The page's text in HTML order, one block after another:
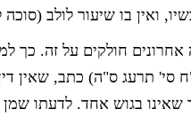
ואין בו שיעור לולב
חולקים על זה. כך
סי' תרעג ס"ה) כתב, שאין
שאינו בגוש אחד. לדעתו שמן